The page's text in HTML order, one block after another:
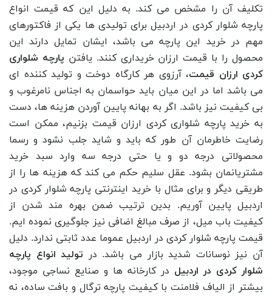
تکلیف آن را مشخص می کند. به دلیل این که قیمت انواع
پارچه شلوار کردی در اردبیل برای تولیدی ها یکی از فاکتورهای
مهم در خرید این پارچه می باشد، ایشان تمایل دارند این
محصول را با قیمت ارزان خریداری کنند. یافتن پارچه شلواری
کردی ارزان قیمت، آرزوی هر کارگاه دوخت و تولید کننده ای
می باشد اما در این میان باید حواسمان به اجناس نامرغوب و
بی کیفیت نیز باشد. اگر به بهانه پایین آوردن هزینه ها، دست
به خرید پارچه شلواری کردی ارزان قیمت بزنیم، ممکن است
رضایت خاطرمان آن طور که باید و شاید جلب نشود و رسما
محصولاتی درجه دو و یا حتی درجه سه وارد سبد خرید
مشتریانمان بشود. عقل سلیم حکم می کند که هزینه ها را از
طریقی دیگر و برای مثال با خرید اینترنتی پارچه شلوار کردی در
اردبیل پایین آوریم. بدین ترتیب ضمن بهره مند شدن از
کیفیت باب میل، از صرف مبالغ اضافی نیز جلوگیری نموده ایم.
قیمت پارچه شلوار کردی در اردبیل عموما عدد ثابتی ندارد. دلیل
آن نیز نوسانات شدید بازار می باشد. در تولید انواع پارچه
شلوار کردی در اردبیل در کارخانه ها و صنایع نساجی موجود،
بیشتر از الیاف فلامنت با کیفیت پارچه ترگال و بافت ساده، نه